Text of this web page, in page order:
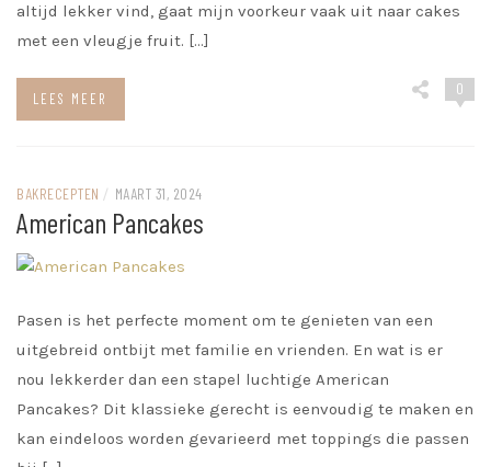
altijd lekker vind, gaat mijn voorkeur vaak uit naar cakes
met een vleugje fruit. […]
LEES MEER
0
BAKRECEPTEN / MAART 31, 2024
American Pancakes
Pasen is het perfecte moment om te genieten van een
uitgebreid ontbijt met familie en vrienden. En wat is er
nou lekkerder dan een stapel luchtige American
Pancakes? Dit klassieke gerecht is eenvoudig te maken en
kan eindeloos worden gevarieerd met toppings die passen